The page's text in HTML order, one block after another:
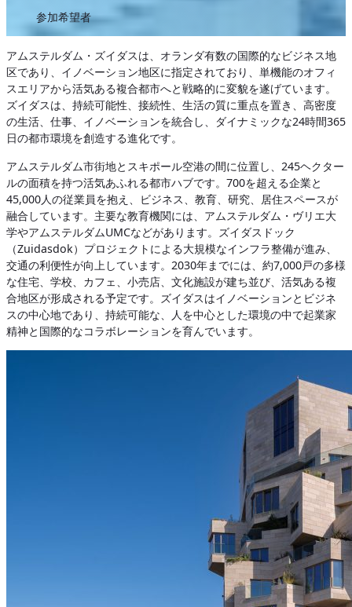
参加希望者
アムステルダム・ズイダスは、オランダ有数の国際的なビジネス地
区であり、イノベーション地区に指定されており、単機能のオフィ
スエリアから活気ある複合都市へと戦略的に変貌を遂げています。
ズイダスは、持続可能性、接続性、生活の質に重点を置き、高密度
の生活、仕事、イノベーションを統合し、ダイナミックな24時間365
日の都市環境を創造する進化です。
アムステルダム市街地とスキポール空港の間に位置し、245ヘクター
ルの面積を持つ活気あふれる都市ハブです。700を超える企業と
45,000人の従業員を抱え、ビジネス、教育、研究、居住スペースが
融合しています。主要な教育機関には、アムステルダム・ヴリエ大
学やアムステルダムUMCなどがあります。ズイダスドック
（Zuidasdok）プロジェクトによる大規模なインフラ整備が進み、
交通の利便性が向上しています。2030年までには、約7,000戸の多様
な住宅、学校、カフェ、小売店、文化施設が建ち並び、活気ある複
合地区が形成される予定です。ズイダスはイノベーションとビジネ
スの中心地であり、持続可能な、人を中心とした環境の中で起業家
精神と国際的なコラボレーションを育んでいます。